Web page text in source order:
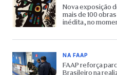
Nova exposição
mais de 100
inédita, no
NA FAAP
FAAP reforça
Brasileiro na